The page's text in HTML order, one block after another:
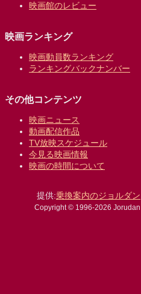
映画館のレビュー
映画ランキング
映画動員数ランキング
ランキングバックナンバー
その他コンテンツ
映画ニュース
動画配信作品
TV放映スケジュール
今見る映画情報
映画の時間について
提供:乗換案内のジョルダン
Copyright © 1996-2026 Jorudan